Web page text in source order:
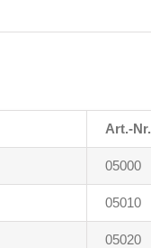
Art.-Nr.
05000
05010
05020